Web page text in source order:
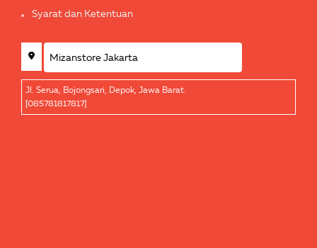
Syarat dan Ketentuan
Jl. Serua, Bojongsari, Depok, Jawa Barat.
[085781817817]